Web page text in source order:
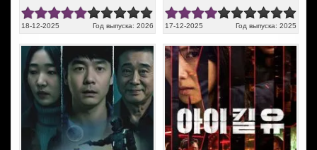
18-12-2025 Год выпуска: 2026 17-12-2025 Год выпуска: 2025